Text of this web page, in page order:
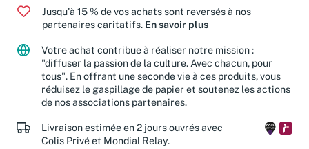
Jusqu'à 15 % de vos achats sont reversés à nos
partenaires caritatifs. En savoir plus
Votre achat contribue à réaliser notre mission :
"diffuser la passion de la culture. Avec chacun, pour
tous". En offrant une seconde vie à ces produits, vous
réduisez le gaspillage de papier et soutenez les actions
de nos associations partenaires.
Livraison estimée en 2 jours ouvrés avec
Colis Privé et Mondial Relay.